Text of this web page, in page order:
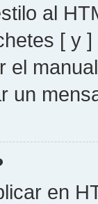
al
[ y
el
un
en